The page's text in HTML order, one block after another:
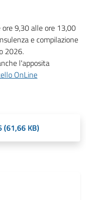
9,30 alle ore 13,00
e compilazione
2026.
l'apposita
OnLine
(61,66 KB)